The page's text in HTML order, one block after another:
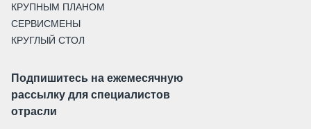
КРУПНЫМ ПЛАНОМ
СЕРВИСМЕНЫ
КРУГЛЫЙ СТОЛ
Подпишитесь на ежемесячную
рассылку для специалистов
отрасли